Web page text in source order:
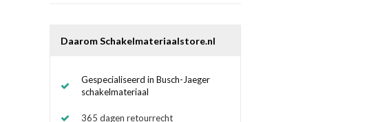
Daarom Schakelmateriaalstore.nl
Gespecialiseerd in Busch-Jaeger
schakelmateriaal
365 dagen retourrecht